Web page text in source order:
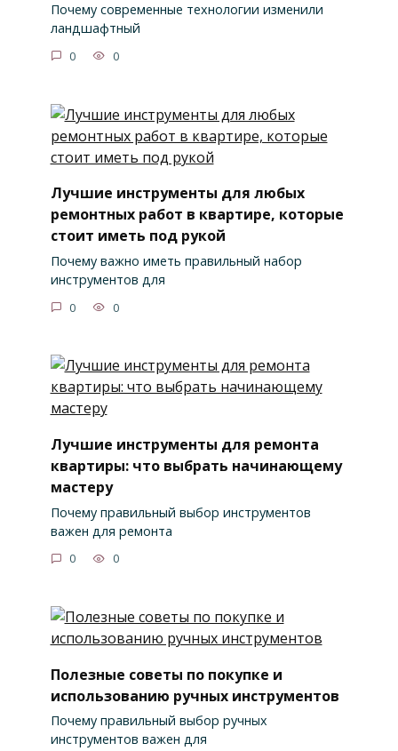
Почему современные технологии изменили
ландшафтный
0 0
Лучшие инструменты для любых
ремонтных работ в квартире, которые
стоит иметь под рукой
Почему важно иметь правильный набор
инструментов для
0 0
Лучшие инструменты для ремонта
квартиры: что выбрать начинающему
мастеру
Почему правильный выбор инструментов
важен для ремонта
0 0
Полезные советы по покупке и
использованию ручных инструментов
Почему правильный выбор ручных
инструментов важен для